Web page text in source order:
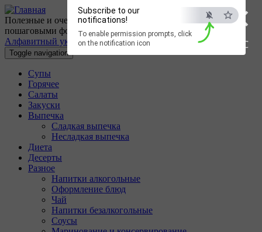
×
ESC
Subscribe to our
notifications!
To enable permission prompts, click
on the notification icon
Перейти к основному содержанию
Полезные и очень вкусные кулинарные рецепты с
пошаговыми фотографиями.
Алфавитный указатель
Toggle navigation
Супы
Горячее
Салаты
Закуски
Выпечка
Сладкая выпечка
Несладкая выпечка
Диета
Десерты
Разное
Напитки алкогольные
Оформление блюд
Чай
Напитки безалкогольные
Соусы